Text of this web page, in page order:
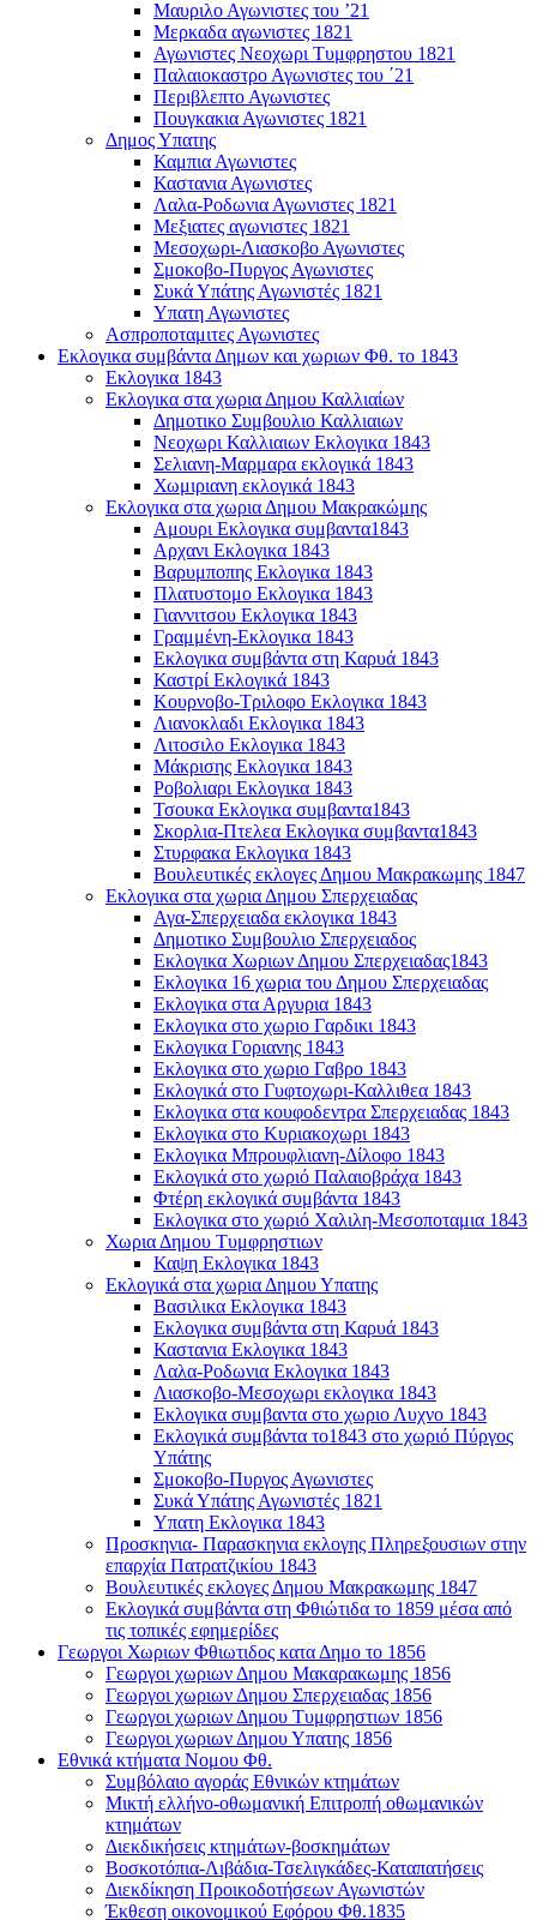
Μαυριλο Αγωνιστες του ’21
Μερκαδα αγωνιστες 1821
Αγωνιστες Νεοχωρι Τυμφρηστου 1821
Παλαιοκαστρο Αγωνιστες του ΄21
Περιβλεπτο Αγωνιστες
Πουγκακια Αγωνιστες 1821
Δημος Υπατης
Καμπια Αγωνιστες
Καστανια Αγωνιστες
Λαλα-Ροδωνια Αγωνιστες 1821
Μεξιατες αγωνιστες 1821
Μεσοχωρι-Λιασκοβο Αγωνιστες
Σμοκοβο-Πυργος Αγωνιστες
Συκά Υπάτης Αγωνιστές 1821
Υπατη Αγωνιστες
Ασπροποταμιτες Αγωνιστες
Εκλογικα συμβάντα Δημων και χωριων Φθ. το 1843
Εκλογικα 1843
Εκλογικα στα χωρια Δημου Καλλιαίων
Δημοτικο Συμβουλιο Καλλιαιων
Νεοχωρι Καλλιαιων Εκλογικα 1843
Σελιανη-Μαρμαρα εκλογικά 1843
Χωμιριανη εκλογικά 1843
Εκλογικα στα χωρια Δημου Μακρακώμης
Αμουρι Εκλογικα συμβαντα1843
Αρχανι Εκλογικα 1843
Βαρυμποπης Εκλογικα 1843
Πλατυστομο Εκλογικα 1843
Γιαννιτσου Εκλογικα 1843
Γραμμένη-Εκλογικα 1843
Εκλογικα συμβάντα στη Καρυά 1843
Καστρί Εκλογικά 1843
Κουρνοβο-Τριλοφο Εκλογικα 1843
Λιανοκλαδι Εκλογικα 1843
Λιτοσιλο Εκλογικα 1843
Μάκρισης Εκλογικα 1843
Ροβολιαρι Εκλογικα 1843
Τσουκα Εκλογικα συμβαντα1843
Σκορλια-Πτελεα Εκλογικα συμβαντα1843
Στυρφακα Εκλογικα 1843
Βουλευτικές εκλογες Δημου Μακρακωμης 1847
Εκλογικα στα χωρια Δημου Σπερχειαδας
Αγα-Σπερχειαδα εκλογικα 1843
Δημοτικο Συμβουλιο Σπερχειαδος
Εκλογικα Χωριων Δημου Σπερχειαδας1843
Εκλογικα 16 χωρια του Δημου Σπερχειαδας
Εκλογικα στα Αργυρια 1843
Εκλογικα στο χωριο Γαρδικι 1843
Εκλογικα Γοριανης 1843
Εκλογικα στο χωριο Γαβρο 1843
Εκλογικά στο Γυφτοχωρι-Καλλιθεα 1843
Εκλογικα στα κουφοδεντρα Σπερχειαδας 1843
Εκλογικα στο Κυριακοχωρι 1843
Εκλογικα Μπρουφλιανη-Δίλοφο 1843
Εκλογικά στο χωριό Παλαιοβράχα 1843
Φτέρη εκλογικά συμβάντα 1843
Εκλογικα στο χωριό Χαλιλη-Μεσοποταμια 1843
Χωρια Δημου Τυμφρηστιων
Καψη Εκλογικα 1843
Εκλογικά στα χωρια Δημου Υπατης
Βασιλικα Εκλογικα 1843
Εκλογικα συμβάντα στη Καρυά 1843
Καστανια Εκλογικα 1843
Λαλα-Ροδωνια Εκλογικα 1843
Λιασκοβο-Μεσοχωρι εκλογικα 1843
Εκλογικα συμβαντα στο χωριο Λυχνο 1843
Εκλογικά συμβάντα το1843 στο χωριό Πύργος
Υπάτης
Σμοκοβο-Πυργος Αγωνιστες
Συκά Υπάτης Αγωνιστές 1821
Υπατη Εκλογικα 1843
Προσκηνια- Παρασκηνια εκλογης Πληρεξουσιων στην
επαρχία Πατρατζικίου 1843
Βουλευτικές εκλογες Δημου Μακρακωμης 1847
Εκλογικά συμβάντα στη Φθιώτιδα το 1859 μέσα από
τις τοπικές εφημερίδες
Γεωργοι Χωριων Φθιωτιδος κατα Δημο το 1856
Γεωργοι χωριων Δημου Μακαρακωμης 1856
Γεωργοι χωριων Δημου Σπερχειαδας 1856
Γεωργοι χωριων Δημου Τυμφρηστιων 1856
Γεωργοι χωριων Δημου Υπατης 1856
Εθνικά κτήματα Νομου Φθ.
Συμβόλαιο αγοράς Εθνικών κτημάτων
Μικτή ελλήνο-οθωμανική Επιτροπή οθωμανικών
κτημάτων
Διεκδικήσεις κτημάτων-βοσκημάτων
Βοσκοτόπια-Λιβάδια-Τσελιγκάδες-Καταπατήσεις
Διεκδίκηση Προικοδοτήσεων Αγωνιστών
Έκθεση οικονομικού Εφόρου Φθ.1835